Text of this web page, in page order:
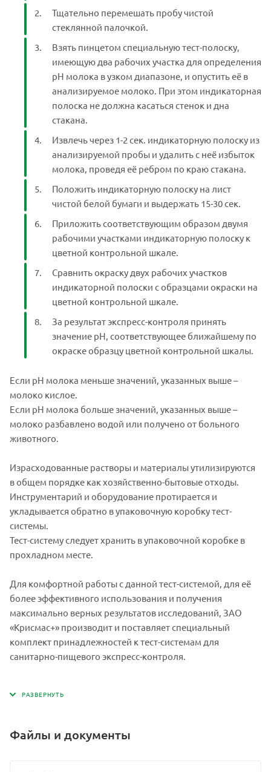
Тщательно перемешать пробу чистой
стеклянной палочкой.
Взять пинцетом специальную тест-полоску,
имеющую два рабочих участка для определения
рН молока в узком диапазоне, и опустить её в
анализируемое молоко. При этом индикаторная
полоска не должна касаться стенок и дна
стакана.
Извлечь через 1-2 сек. индикаторную полоску из
анализируемой пробы и удалить с неё избыток
молока, проведя её ребром по краю стакана.
Положить индикаторную полоску на лист
чистой белой бумаги и выдержать 15-30 сек.
Приложить соответствующим образом двумя
рабочими участками индикаторную полоску к
цветной контрольной шкале.
Сравнить окраску двух рабочих участков
индикаторной полоски с образцами окраски на
цветной контрольной шкале.
За результат экспресс-контроля принять
значение рН, соответствующее ближайшему по
окраске образцу цветной контрольной шкалы.
Если рН молока меньше значений, указанных выше –
молоко кислое.
Если рН молока больше значений, указанных выше –
молоко разбавлено водой или получено от больного
животного.
Израсходованные растворы и материалы утилизируются
в общем порядке как хозяйственно-бытовые отходы.
Инструментарий и оборудование протирается и
укладывается обратно в упаковочную коробку тест-
системы.
Тест-систему следует хранить в упаковочной коробке в
прохладном месте.
Для комфортной работы с данной тест-системой, для её
более эффективного использования и получения
максимально верных результатов исследований, ЗАО
«Крисмас+» производит и поставляет специальный
комплект принадлежностей к тест-системам для
санитарно-пищевого экспресс-контроля.
Файлы и документы